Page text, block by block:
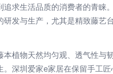
求生活品质的消费者的青
发与生产，尤其是精致藤艺
植物天然均匀观、透气性
深圳爱家e家居在保留手工